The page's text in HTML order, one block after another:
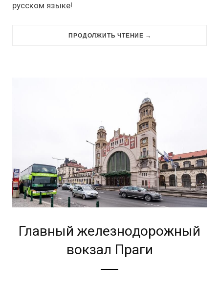
русском языке!
ПРОДОЛЖИТЬ ЧТЕНИЕ →
Главный железнодорожный
вокзал Праги